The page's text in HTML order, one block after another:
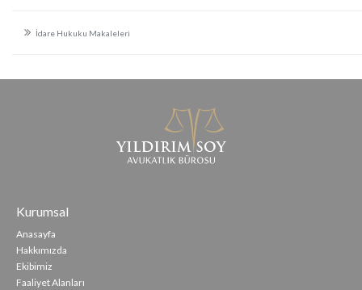
İdare Hukuku Makaleleri
Kurumsal
Anasayfa
Hakkımızda
Ekibimiz
Faaliyet Alanları